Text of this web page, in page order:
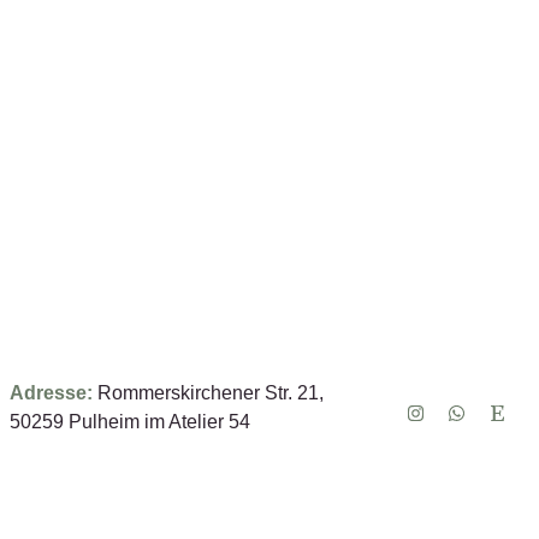
Adresse: Rommerskirchener Str. 21,
50259 Pulheim im Atelier 54